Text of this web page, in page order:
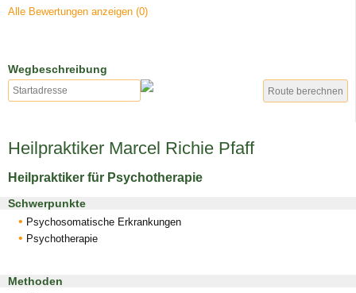
Alle Bewertungen anzeigen (0)
Wegbeschreibung
Heilpraktiker Marcel Richie Pfaff
Heilpraktiker für Psychotherapie
Schwerpunkte
Psychosomatische Erkrankungen
Psychotherapie
Methoden